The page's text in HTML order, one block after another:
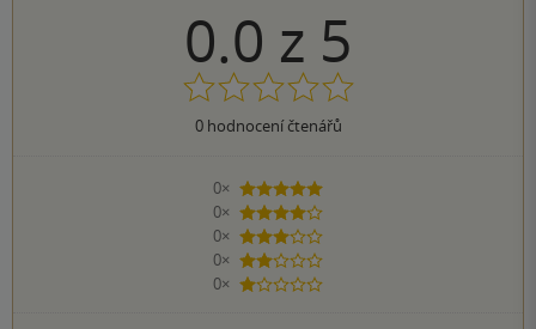
0.0 z 5
0hodnocení čtenářů
0×
5 hvězdiček
0×
4 hvězdičky
0×
3 hvězdičky
0×
2 hvězdičky
0×
1 hvezdička